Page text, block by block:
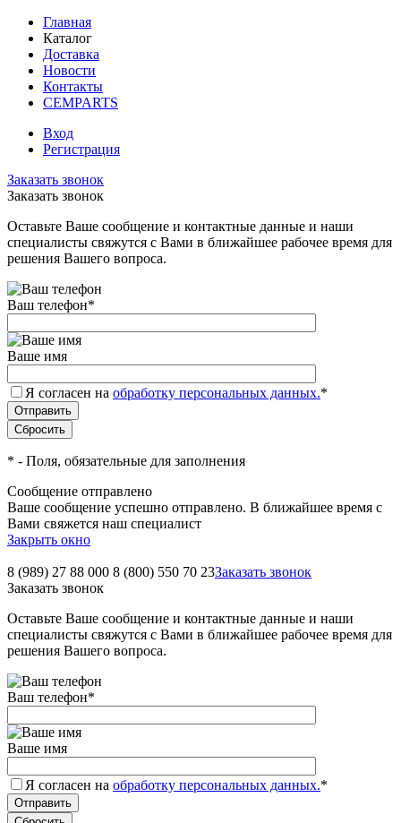
Главная
Каталог
Доставка
Новости
Контакты
CEMPARTS
Вход
Регистрация
Заказать звонок
Заказать звонок
Оставьте Ваше сообщение и контактные данные и наши
специалисты свяжутся с Вами в ближайшее рабочее время для
решения Вашего вопроса.
Ваш телефон*
Ваше имя
Я согласен на обработку персональных данных.*
* - Поля, обязательные для заполнения
Сообщение отправлено
Ваше сообщение успешно отправлено. В ближайшее время с
Вами свяжется наш специалист
Закрыть окно
8 (989) 27 88 000 8 (800) 550 70 23Заказать звонок
Заказать звонок
Оставьте Ваше сообщение и контактные данные и наши
специалисты свяжутся с Вами в ближайшее рабочее время для
решения Вашего вопроса.
Ваш телефон*
Ваше имя
Я согласен на обработку персональных данных.*